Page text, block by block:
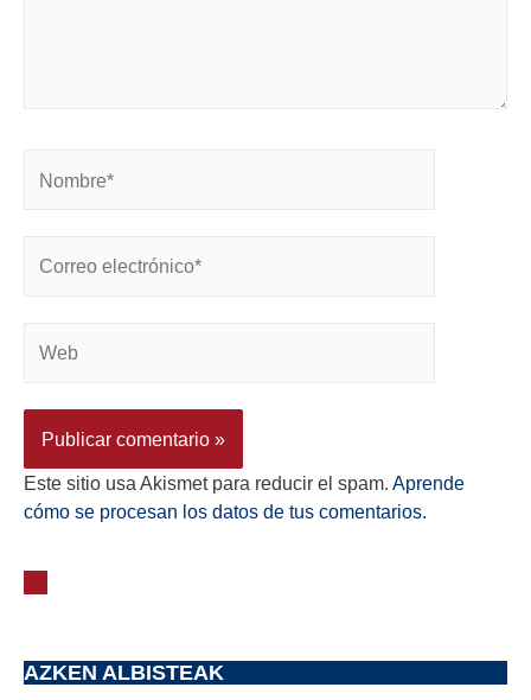
Este sitio usa Akismet para reducir el spam. Aprende
cómo se procesan los datos de tus comentarios.
AZKEN ALBISTEAK